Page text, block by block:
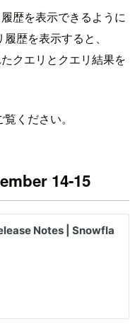
歴を表示できるように
歴を表示すると、
クエリとクエリ結果を
覧ください。
14-15